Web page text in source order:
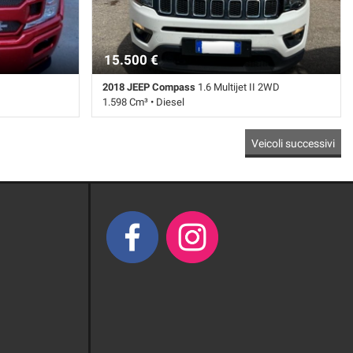
15.500 €
2018 JEEP Compass 1.6 Multijet II 2WD
1.598 Cm³ • Diesel
150.000 Km • Cambio Manuale (6) • Bianco pastello
• 5 Porte • ABS • Airbag • Airbag laterali • Airbag
Passeggero • Airbag testa • Autoradio • Autoradio
Control • ESP • Fendinebbia • Frenata d'emergenza
assistita • Immobilizzatore elettronico • Sensore di
luce • Sensori di parcheggio posteriori •
Servosterzo • Specchietti laterali elettrici
Veicoli successivi